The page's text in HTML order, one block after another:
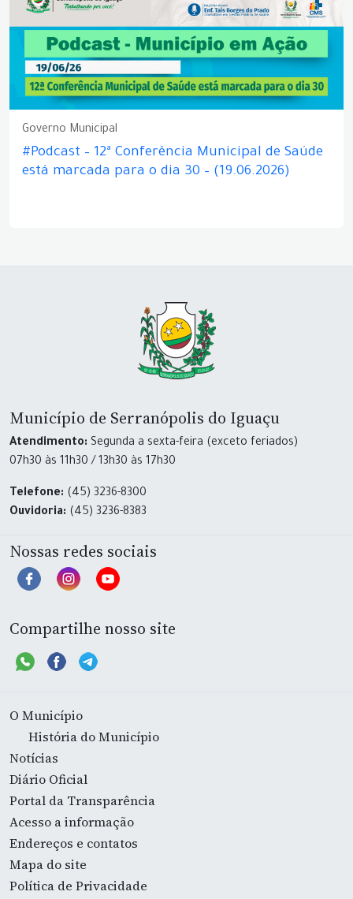
Governo Municipal
#Podcast – 12ª Conferência Municipal de Saúde
está marcada para o dia 30 – (19.06.2026)
Município de Serranópolis do Iguaçu
Atendimento: Segunda a sexta-feira (exceto feriados)
07h30 às 11h30 / 13h30 às 17h30
Telefone: (45) 3236-8300
Ouvidoria: (45) 3236-8383
Nossas redes sociais
Compartilhe nosso site
O Município
História do Município
Notícias
Diário Oficial
Portal da Transparência
Acesso a informação
Endereços e contatos
Mapa do site
Política de Privacidade